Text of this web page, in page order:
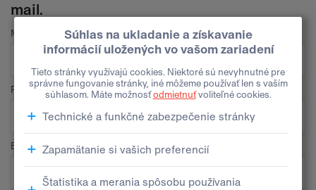
mail.
Meno
Priezvisko
E-mail